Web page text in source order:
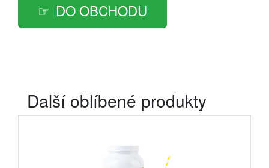
DO OBCHODU
Další oblíbené produkty